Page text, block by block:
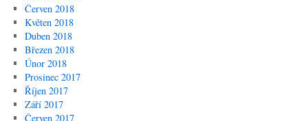
Červen 2018
Květen 2018
Duben 2018
Březen 2018
Únor 2018
Prosinec 2017
Říjen 2017
Září 2017
Červen 2017